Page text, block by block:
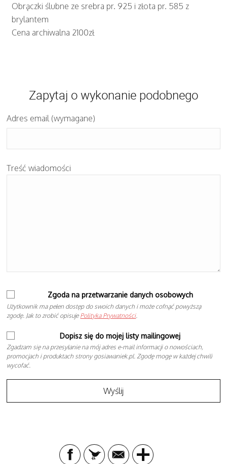
Obrączki ślubne ze srebra pr. 925 i złota pr. 585 z
brylantem
Cena archiwalna 2100zł
Zapytaj o wykonanie podobnego
Adres email (wymagane)
Treść wiadomości
Zgoda na przetwarzanie danych osobowych
Użytkownik ma pełen dostęp do swoich danych i może cofnąć powyższą
zgodę. Jak to zrobić opisuje Polityka Prywatności.
Dopisz się do mojej listy mailingowej
Zgadzam się na przesyłanie na mój adres e-mail informacji o nowościach,
promocjach i produktach strony gosiawaniek.pl. Zgodę mogę w każdej chwili
wycofać.